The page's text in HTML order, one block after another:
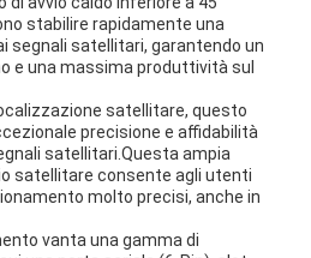
stabilire rapidamente una
segnali satellitari, garantendo un
e una massima produttività sul
satellitare, questo
precisione e affidabilità
satellitari.Questa ampia
satellitare consente agli utenti
molto precisi, anche in
vanta una gamma di